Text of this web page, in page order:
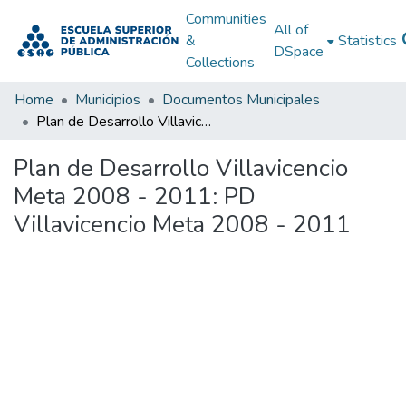
Communities
&
Collections
All of
DSpace
Statistics
Home Municipios
Documentos Municipales
Plan de Desarrollo Villavicencio Meta 2008 - 2011: PD Villavicencio Meta 2008 - 2011
Plan de Desarrollo Villavicencio
Meta 2008 - 2011: PD
Villavicencio Meta 2008 - 2011